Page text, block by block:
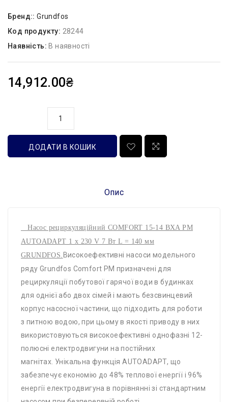
Бренд::Grundfos
Код продукту: 28244
Наявність: В наявності
14,912.00₴
ДОДАТИ В КОШИК
Опис
Насос рециркуляційний COMFORT 15-14 BXA PM
AUTOADAPT 1 х 230 V 7 Вт L = 140 мм
GRUNDFOS. Високоефективні насоси модельного
ряду Grundfos Comfort PM призначені для
рециркуляції побутової гарячої води в будинках
для однієї або двох сімей і мають безсвинцевий
корпус насосної частини, що підходить для роботи
з питною водою, при цьому в якості приводу в них
використовуються високоефективні однофазні 12-
полюсні електродвигуни на постійних
магнітах. Унікальна функція AUTOADAPT, що
забезпечує економію до 48% теплової енергії і 96%
енергії електродвигуна в порівнянні зі стандартним